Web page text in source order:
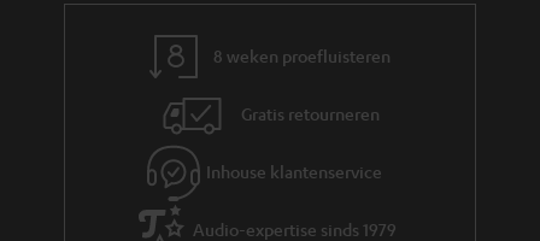
8 weken proefluisteren
Gratis retourneren
Inhouse klantenservice
Audio-expertise sinds 1979